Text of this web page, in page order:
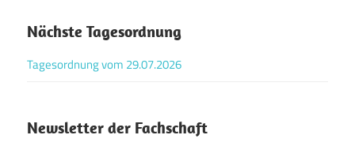
Nächste Tagesordnung
Tagesordnung vom 29.07.2026
Newsletter der Fachschaft